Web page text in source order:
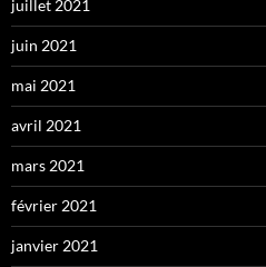
juillet 2021
juin 2021
mai 2021
avril 2021
mars 2021
février 2021
janvier 2021